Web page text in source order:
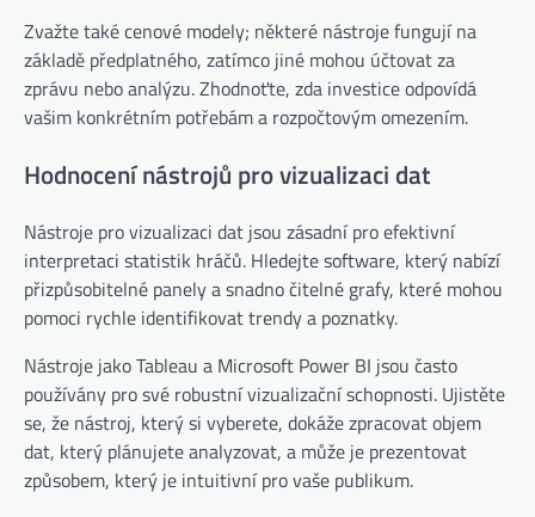
Zvažte také cenové modely; některé nástroje fungují na
základě předplatného, zatímco jiné mohou účtovat za
zprávu nebo analýzu. Zhodnoťte, zda investice odpovídá
vašim konkrétním potřebám a rozpočtovým omezením.
Hodnocení nástrojů pro vizualizaci dat
Nástroje pro vizualizaci dat jsou zásadní pro efektivní
interpretaci statistik hráčů. Hledejte software, který nabízí
přizpůsobitelné panely a snadno čitelné grafy, které mohou
pomoci rychle identifikovat trendy a poznatky.
Nástroje jako Tableau a Microsoft Power BI jsou často
používány pro své robustní vizualizační schopnosti. Ujistěte
se, že nástroj, který si vyberete, dokáže zpracovat objem
dat, který plánujete analyzovat, a může je prezentovat
způsobem, který je intuitivní pro vaše publikum.